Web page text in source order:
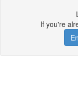
If you're